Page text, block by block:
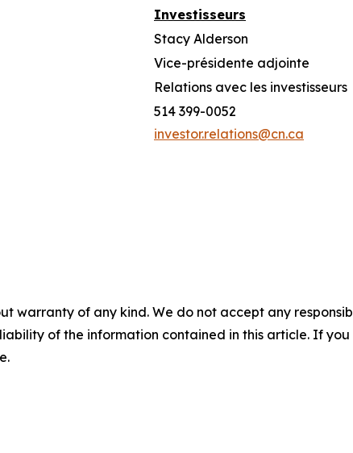
Investisseurs
Stacy Alderson
Vice-présidente adjointe
Relations avec les investisseurs
514 399-0052
investor.relations@cn.ca
warranty of any kind. We do not accept any
of the information contained in this article. If